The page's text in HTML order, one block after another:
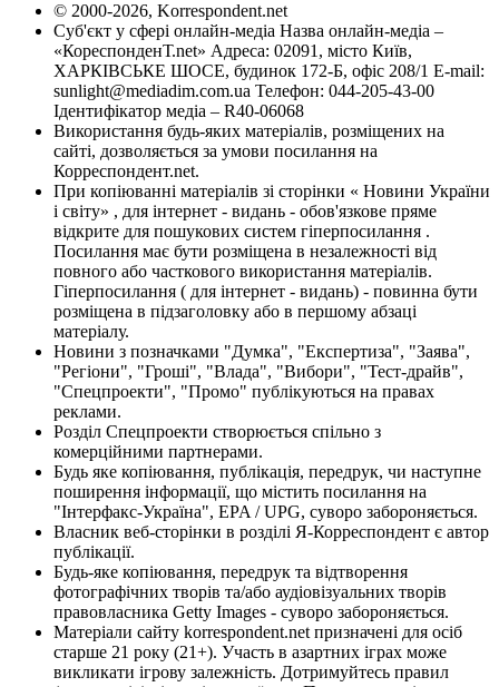
© 2000-2026, Korrespondent.net
Суб'єкт у сфері онлайн-медіа Назва онлайн-медіа –
«КореспонденТ.net» Адреса: 02091, місто Київ,
ХАРКІВСЬКЕ ШОСЕ, будинок 172-Б, офіс 208/1 E-mail:
sunlight@mediadim.com.ua Телефон: 044-205-43-00
Ідентифікатор медіа – R40-06068
Використання будь-яких матеріалів, розміщених на
сайті, дозволяється за умови посилання на
Корреспондент.net.
При копіюванні матеріалів зі сторінки « Новини України
і світу» , для інтернет - видань - обов'язкове пряме
відкрите для пошукових систем гіперпосилання .
Посилання має бути розміщена в незалежності від
повного або часткового використання матеріалів.
Гіперпосилання ( для інтернет - видань) - повинна бути
розміщена в підзаголовку або в першому абзаці
матеріалу.
Новини з позначками "Думка", "Експертиза", "Заява",
"Регіони", "Гроші", "Влада", "Вибори", "Тест-драйв",
"Спецпроекти", "Промо" публікуються на правах
реклами.
Розділ Спецпроекти створюється спільно з
комерційними партнерами.
Будь яке копіювання, публікація, передрук, чи наступне
поширення інформації, що містить посилання на
"Інтерфакс-Україна", EPA / UPG, суворо забороняється.
Власник веб-сторінки в розділі Я-Корреспондент є автор
публікації.
Будь-яке копіювання, передрук та відтворення
фотографічних творів та/або аудіовізуальних творів
правовласника Getty Images - суворо забороняється.
Матеріали сайту korrespondent.net призначені для осіб
старше 21 року (21+). Участь в азартних іграх може
викликати ігрову залежність. Дотримуйтесь правил